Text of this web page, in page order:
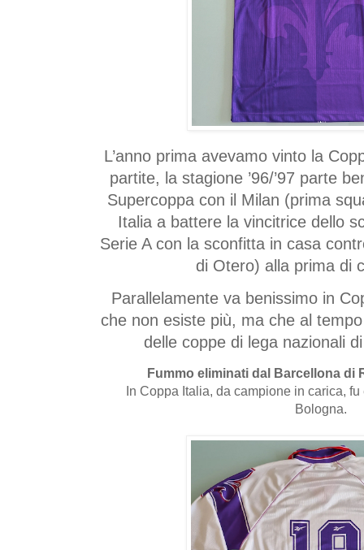
L’anno prima avevamo vinto la
partite, la stagione ’96/’97 parte
Supercoppa con il Milan (prima
Italia a battere la vincitrice dello
Serie A con la sconfitta in casa
di Otero) alla prima di
Parallelamente va benissimo in
che non esiste più, ma che al
delle coppe di lega nazionali
Fummo eliminati dal Barcellona di
In Coppa Italia, da campione in carica,
Bologna.